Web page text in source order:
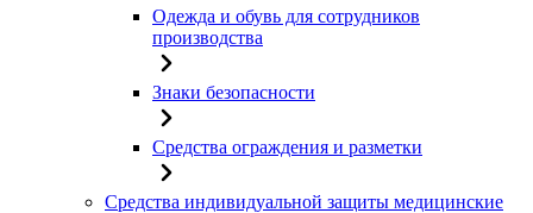
Одежда и обувь для сотрудников
производства
Знаки безопасности
Средства ограждения и разметки
Средства индивидуальной защиты медицинские